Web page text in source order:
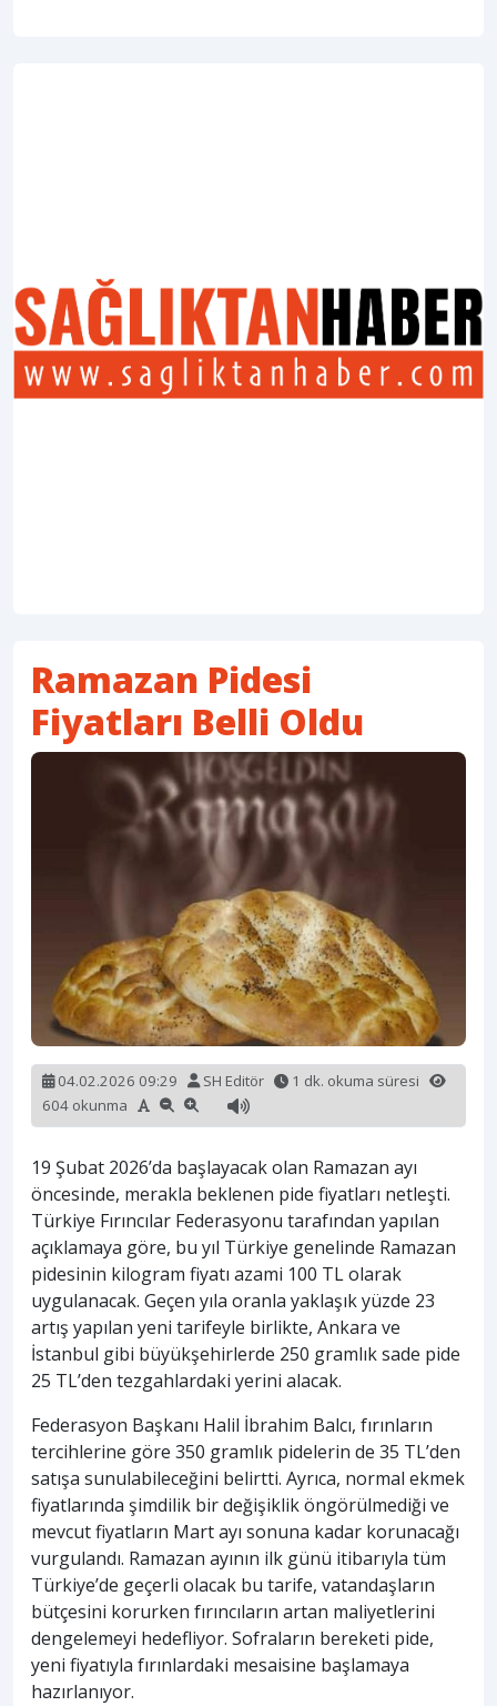
Ramazan Pidesi
Fiyatları Belli Oldu
04.02.2026 09:29 SH Editör
1 dk. okuma süresi
604 okunma
19 Şubat 2026’da başlayacak olan Ramazan ayı
öncesinde, merakla beklenen pide fiyatları netleşti.
Türkiye Fırıncılar Federasyonu tarafından yapılan
açıklamaya göre, bu yıl Türkiye genelinde Ramazan
pidesinin kilogram fiyatı azami 100 TL olarak
uygulanacak. Geçen yıla oranla yaklaşık yüzde 23
artış yapılan yeni tarifeyle birlikte, Ankara ve
İstanbul gibi büyükşehirlerde 250 gramlık sade pide
25 TL’den tezgahlardaki yerini alacak.
Federasyon Başkanı Halil İbrahim Balcı, fırınların
tercihlerine göre 350 gramlık pidelerin de 35 TL’den
satışa sunulabileceğini belirtti. Ayrıca, normal ekmek
fiyatlarında şimdilik bir değişiklik öngörülmediği ve
mevcut fiyatların Mart ayı sonuna kadar korunacağı
vurgulandı. Ramazan ayının ilk günü itibarıyla tüm
Türkiye’de geçerli olacak bu tarife, vatandaşların
bütçesini korurken fırıncıların artan maliyetlerini
dengelemeyi hedefliyor. Sofraların bereketi pide,
yeni fiyatıyla fırınlardaki mesaisine başlamaya
hazırlanıyor.